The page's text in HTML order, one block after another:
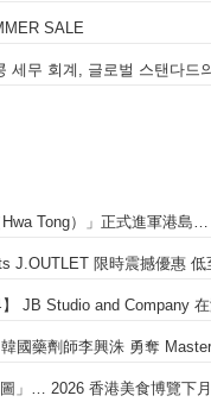
SALE
韓國藥劑師李興洙 勇奪
圖」… 2026 香港美食博覽下